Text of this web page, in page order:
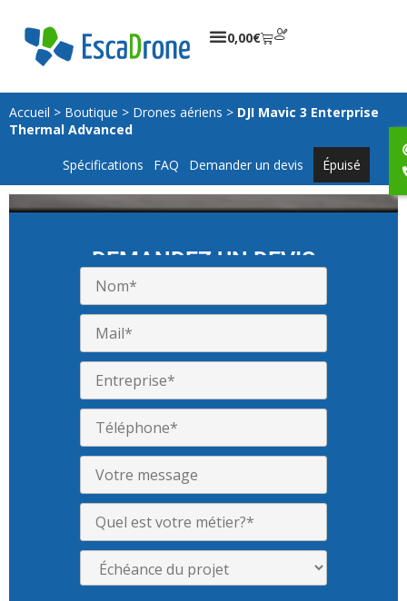
0,00€
Accueil > Boutique > Drones aériens > DJI Mavic 3 Enterprise
Thermal Advanced
Spécifications FAQ Demander un devis Épuisé
DEMANDEZ UN DEVIS